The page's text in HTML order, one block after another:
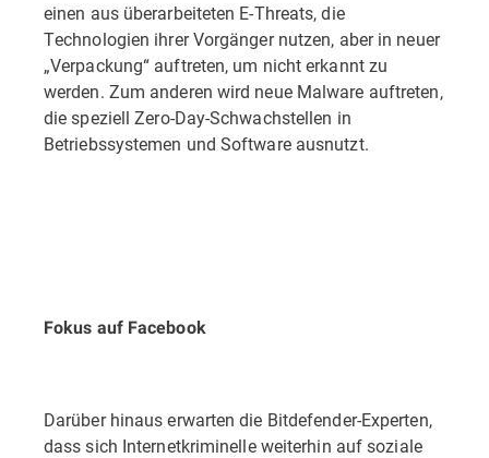
einen aus überarbeiteten E-Threats, die
Technologien ihrer Vorgänger nutzen, aber in neuer
„Verpackung“ auftreten, um nicht erkannt zu
werden. Zum anderen wird neue Malware auftreten,
die speziell Zero-Day-Schwachstellen in
Betriebssystemen und Software ausnutzt.
Fokus auf Facebook
Darüber hinaus erwarten die Bitdefender-Experten,
dass sich Internetkriminelle weiterhin auf soziale